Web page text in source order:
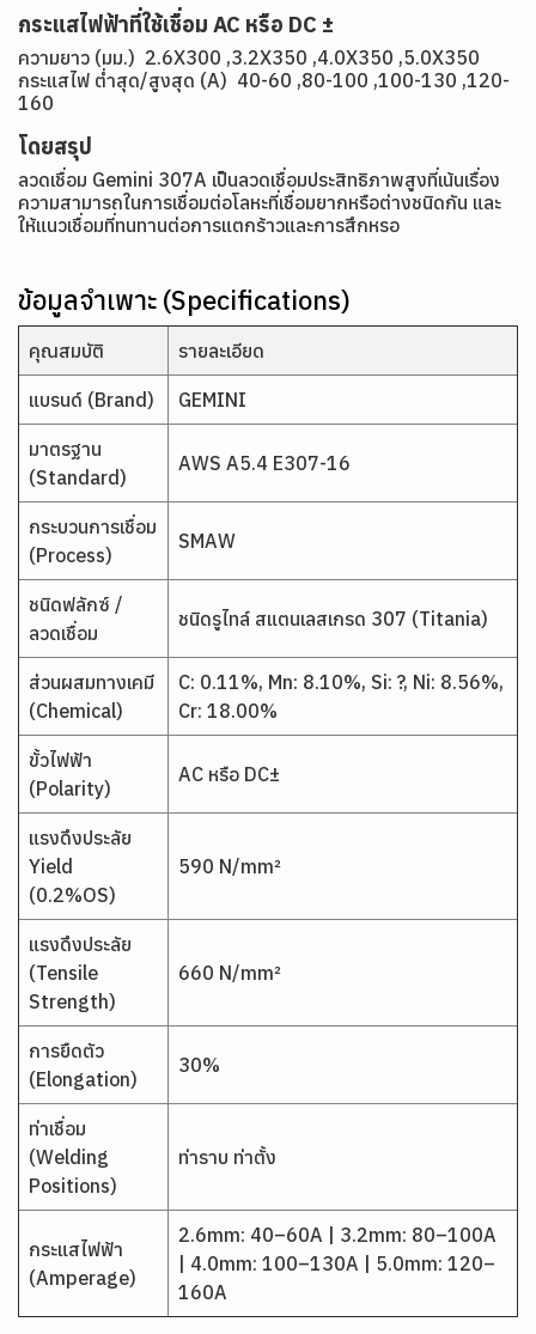
กระแสไฟฟ้าที่ใช้เชื่อม AC หรือ DC ±
ความยาว (มม.) 2.6X300 ,3.2X350 ,4.0X350 ,5.0X350
กระแสไฟ ต่ำสุด/สูงสุด (A) 40-60 ,80-100 ,100-130 ,120-
160
โดยสรุป
ลวดเชื่อม Gemini 307A เป็นลวดเชื่อมประสิทธิภาพสูงที่เน้นเรื่อง
ความสามารถในการเชื่อมต่อโลหะที่เชื่อมยากหรือต่างชนิดกัน และ
ให้แนวเชื่อมที่ทนทานต่อการแตกร้าวและการสึกหรอ
ข้อมูลจำเพาะ (Specifications)
คุณสมบัติ รายละเอียด
แบรนด์ (Brand) GEMINI
มาตรฐาน
(Standard)
AWS A5.4 E307-16
กระบวนการเชื่อม
(Process)
SMAW
ชนิดฟลักซ์ /
ลวดเชื่อม
ชนิดรูไทล์ สแตนเลสเกรด 307 (Titania)
ส่วนผสมทางเคมี
(Chemical)
C: 0.11%, Mn: 8.10%, Si: ?, Ni: 8.56%,
Cr: 18.00%
ขั้วไฟฟ้า
(Polarity)
AC หรือ DC±
แรงดึงประลัย
Yield
(0.2%OS)
590 N/mm²
แรงดึงประลัย
(Tensile
Strength)
660 N/mm²
การยืดตัว
(Elongation)
30%
ท่าเชื่อม
(Welding
Positions)
ท่าราบ ท่าตั้ง
กระแสไฟฟ้า
(Amperage)
2.6mm: 40–60A | 3.2mm: 80–100A
| 4.0mm: 100–130A | 5.0mm: 120–
160A